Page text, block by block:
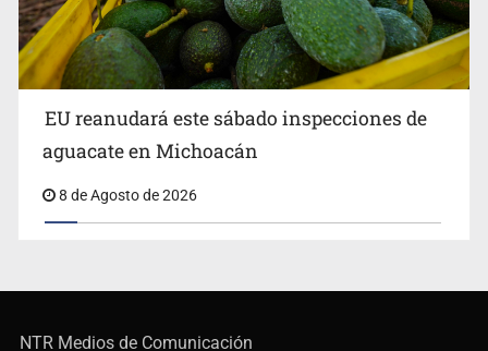
EU reanudará este sábado inspecciones de
aguacate en Michoacán
8 de Agosto de 2026
NTR Medios de Comunicación